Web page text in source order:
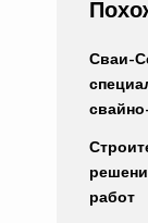
Сваи-
работ